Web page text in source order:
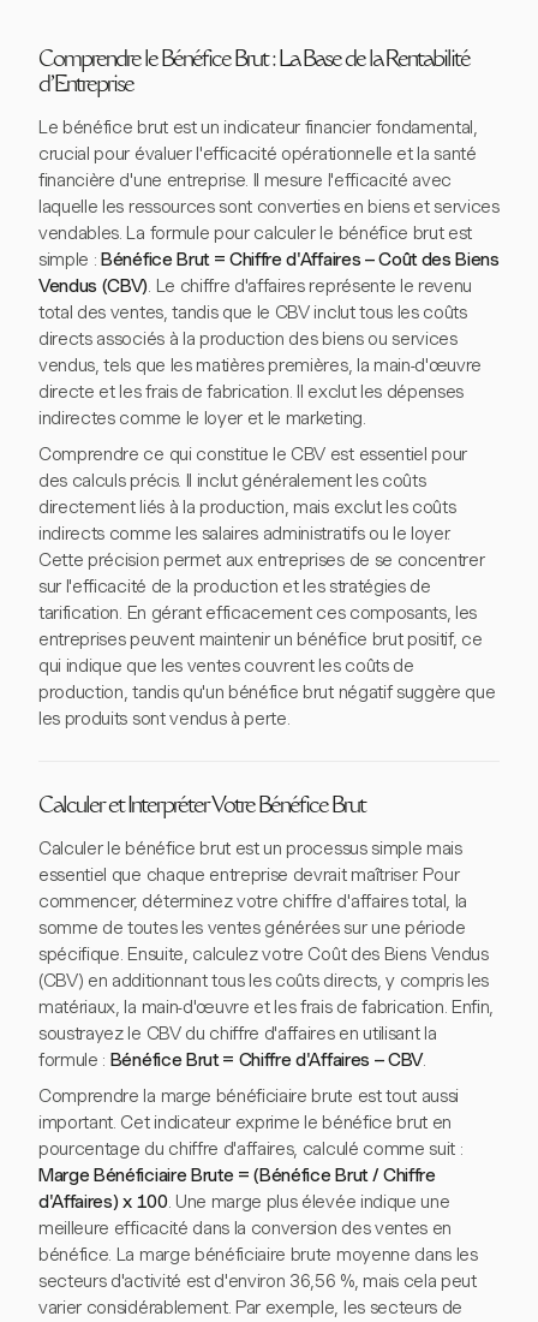
Comprendre le Bénéfice Brut : La Base de la Rentabilité
d'Entreprise
Le bénéfice brut est un indicateur financier fondamental,
crucial pour évaluer l'efficacité opérationnelle et la santé
financière d'une entreprise. Il mesure l'efficacité avec
laquelle les ressources sont converties en biens et services
vendables. La formule pour calculer le bénéfice brut est
simple :Bénéfice Brut = Chiffre d'Affaires – Coût des Biens
Vendus (CBV). Le chiffre d'affaires représente le revenu
total des ventes, tandis que le CBV inclut tous les coûts
directs associés à la production des biens ou services
vendus, tels que les matières premières, la main-d'œuvre
directe et les frais de fabrication. Il exclut les dépenses
indirectes comme le loyer et le marketing.
Comprendre ce qui constitue le CBV est essentiel pour
des calculs précis. Il inclut généralement les coûts
directement liés à la production, mais exclut les coûts
indirects comme les salaires administratifs ou le loyer.
Cette précision permet aux entreprises de se concentrer
sur l'efficacité de la production et les stratégies de
tarification. En gérant efficacement ces composants, les
entreprises peuvent maintenir un bénéfice brut positif, ce
qui indique que les ventes couvrent les coûts de
production, tandis qu'un bénéfice brut négatif suggère que
les produits sont vendus à perte.
Calculer et Interpréter Votre Bénéfice Brut
Calculer le bénéfice brut est un processus simple mais
essentiel que chaque entreprise devrait maîtriser. Pour
commencer, déterminez votre chiffre d'affaires total, la
somme de toutes les ventes générées sur une période
spécifique. Ensuite, calculez votre Coût des Biens Vendus
(CBV) en additionnant tous les coûts directs, y compris les
matériaux, la main-d'œuvre et les frais de fabrication. Enfin,
soustrayez le CBV du chiffre d'affaires en utilisant la
formule : Bénéfice Brut = Chiffre d'Affaires – CBV.
Comprendre la marge bénéficiaire brute est tout aussi
important. Cet indicateur exprime le bénéfice brut en
pourcentage du chiffre d'affaires, calculé comme suit :
Marge Bénéficiaire Brute = (Bénéfice Brut / Chiffre
d'Affaires) x 100. Une marge plus élevée indique une
meilleure efficacité dans la conversion des ventes en
bénéfice. La marge bénéficiaire brute moyenne dans les
secteurs d'activité est d'environ 36,56 %, mais cela peut
varier considérablement. Par exemple, les secteurs de